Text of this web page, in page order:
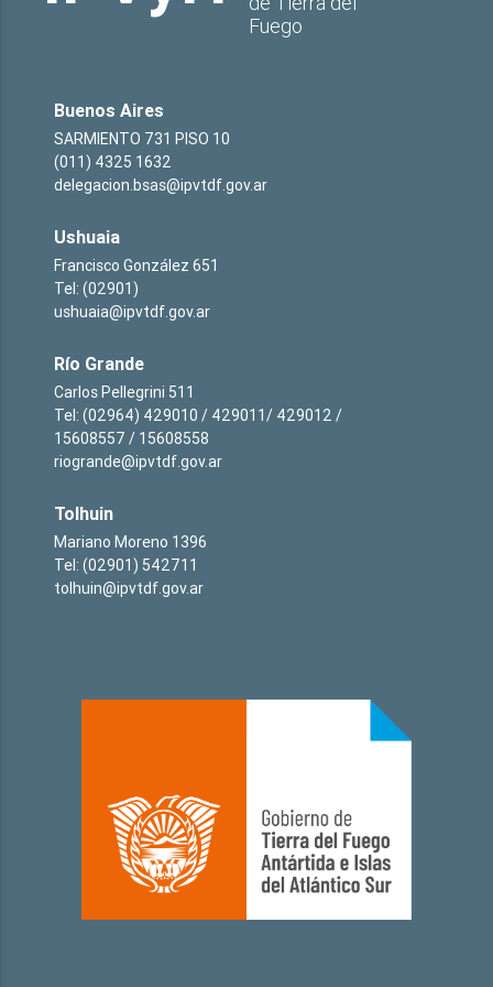
Fuego
Buenos Aires
SARMIENTO 731 PISO 10
(011) 4325 1632
delegacion.bsas@ipvtdf.gov.ar
Ushuaia
Francisco González 651
Tel: (02901)
ushuaia@ipvtdf.gov.ar
Río Grande
Carlos Pellegrini 511
Tel: (02964) 429010 / 429011/ 429012 /
15608557 / 15608558
riogrande@ipvtdf.gov.ar
Tolhuin
Mariano Moreno 1396
Tel: (02901) 542711
tolhuin@ipvtdf.gov.ar